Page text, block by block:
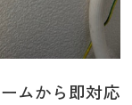
ムから即対応